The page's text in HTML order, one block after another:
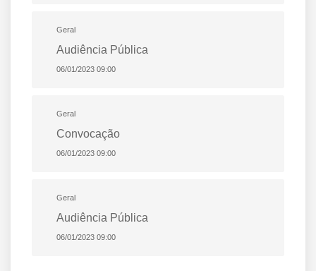
Geral
Audiência Pública
06/01/2023 09:00
Geral
Convocação
06/01/2023 09:00
Geral
Audiência Pública
06/01/2023 09:00